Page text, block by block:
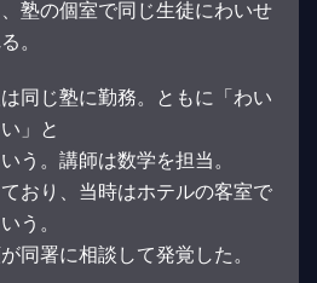
塾の個室で同じ生徒にわいせ
。
同じ塾に勤務。ともに「わい
」と
う。講師は数学を担当。
おり、当時はホテルの客室で
う。
同署に相談して発覚した。